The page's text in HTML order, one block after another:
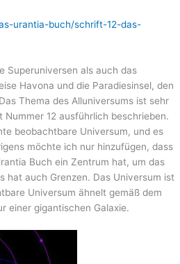
urantia-buch/schrift-12-das-
Superuniversen als auch das
Havona und die Paradiesinsel, den
Thema des Alluniversums ist sehr
12 ausführlich beschrieben.
beobachtbare Universum, und es
möchte ich nur hinzufügen, dass
Buch ein Zentrum hat, um das
hat auch Grenzen. Das Universum ist
Universum ähnelt gemäß dem
einer gigantischen Galaxie.